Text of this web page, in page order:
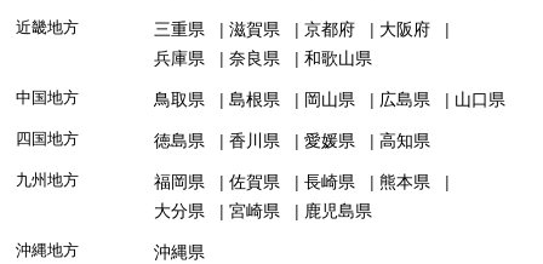
近畿地方 三重県 滋賀県 京都府
大阪府
兵庫県
奈良県 和歌山県
中国地方 鳥取県 島根県 岡山県 広島県 山口県
四国地方 徳島県 香川県 愛媛県 高知県
九州地方 福岡県 佐賀県 長崎県
熊本県
大分県
宮崎県 鹿児島県
沖縄地方 沖縄県